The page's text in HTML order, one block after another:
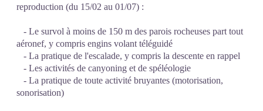
reproduction (du 15/02 au 01/07) :
- Le survol à moins de 150 m des parois rocheuses part tout
aéronef, y compris engins volant téléguidé
- La pratique de l'escalade, y compris la descente en rappel
- Les activités de canyoning et de spéléologie
- La pratique de toute activité bruyantes (motorisation,
sonorisation)